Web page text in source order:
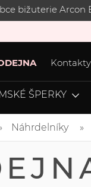
bižuterie
Kontakty
ŠPERKY
Náhrdelníky